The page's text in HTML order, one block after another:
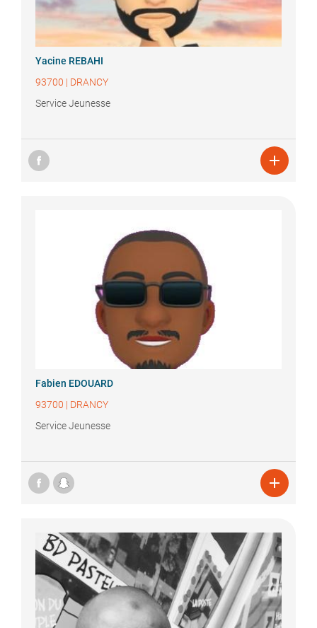
Yacine REBAHI
93700 | DRANCY
Service Jeunesse

Fabien EDOUARD
93700 | DRANCY
Service Jeunesse
